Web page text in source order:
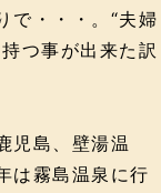
で・・・。“夫婦
つ事が出来た訳
児島、壁湯温
は霧島温泉に行